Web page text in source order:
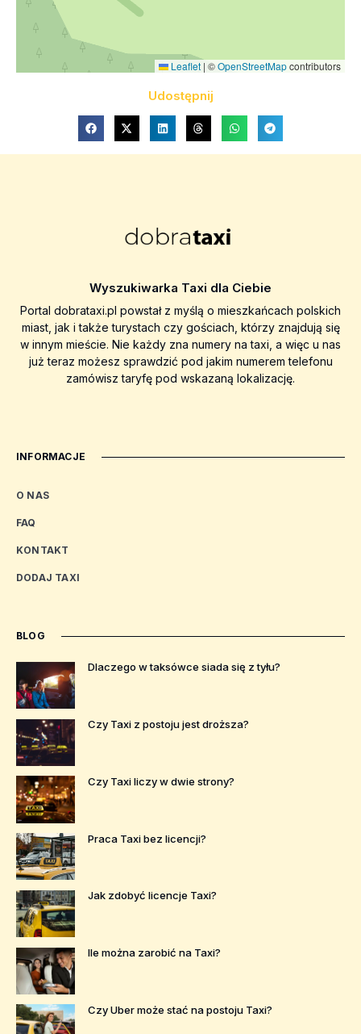
Leaflet | ©OpenStreetMapcontributors
Udostępnij
Wyszukiwarka Taxi dla Ciebie
Portal dobrataxi.pl powstał z myślą o mieszkańcach polskich
miast, jak i także turystach czy gościach, którzy znajdują się
w innym mieście. Nie każdy zna numery na taxi, a więc u nas
już teraz możesz sprawdzić pod jakim numerem telefonu
zamówisz taryfę pod wskazaną lokalizację.
INFORMACJE
O NAS
FAQ
KONTAKT
DODAJ TAXI
BLOG
Dlaczego w taksówce siada się z tyłu?
Czy Taxi z postoju jest droższa?
Czy Taxi liczy w dwie strony?
Praca Taxi bez licencji?
Jak zdobyć licencje Taxi?
Ile można zarobić na Taxi?
Czy Uber może stać na postoju Taxi?